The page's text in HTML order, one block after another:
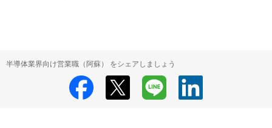
半導体業界向け営業職（阿蘇） をシェアしましょう